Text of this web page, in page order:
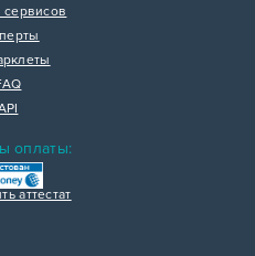
сервисов
оплаты:
аттестат